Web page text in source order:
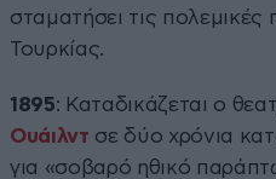
σταματήσει τις πολεμικές
Τουρκίας.
1895: Καταδικάζεται ο
Ουάιλντ σε δύο χρόνια
για «σοβαρό ηθικό